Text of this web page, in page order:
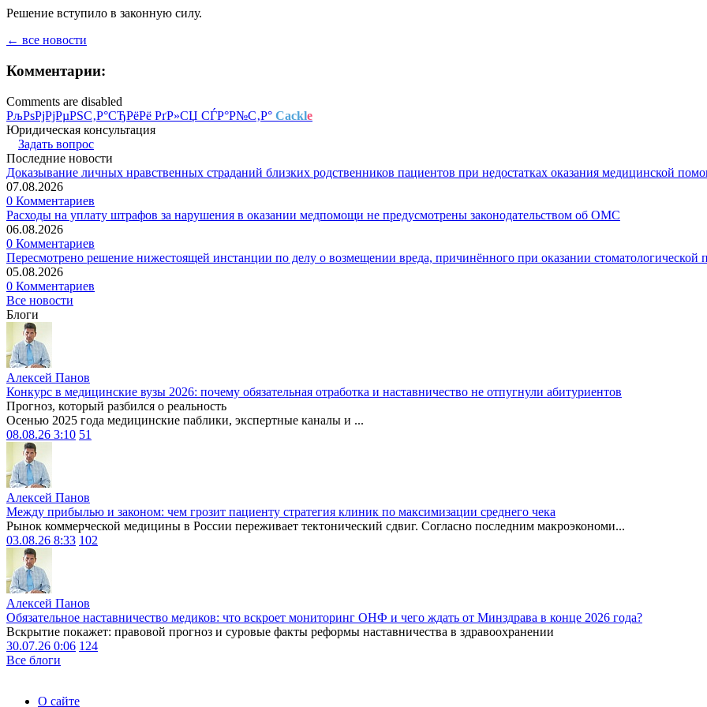
Решение вступило в законную силу.
← все новости
Комментарии:
Comments are disabled
РљРѕРјРјРµРЅС‚Р°СЂРёРё РґР»СЏ СЃР°Р№С‚Р° Cackle
Юридическая консультация
Задать вопрос
Последние новости
Доказывание личных нравственных страданий близких родственников пациентов при недостатках оказания медицинской
07.08.2026
0 Комментариев
Расходы на уплату штрафов за нарушения в оказании медпомощи не предусмотрены законодательством об ОМС
06.08.2026
0 Комментариев
Пересмотрено решение нижестоящей инстанции по делу о возмещении вреда, причинённого при оказании стоматологической
05.08.2026
0 Комментариев
Все новости
Блоги
Алексей Панов
Конкурс в медицинские вузы 2026: почему обязательная отработка и наставничество не отпугнули абитуриентов
Прогноз, который разбился о реальность
Осенью 2025 года медицинские паблики, экспертные каналы и ...
08.08.26 3:10 51
Алексей Панов
Между прибылью и законом: чем грозит пациенту стратегия клиник по максимизации среднего чека
Рынок коммерческой медицины в России переживает тектонический сдвиг. Согласно последним макроэкономи...
03.08.26 8:33 102
Алексей Панов
Обязательное наставничество медиков: что вскроет мониторинг ОНФ и чего ждать от Минздрава в конце 2026 года?
Вскрытие покажет: правовой прогноз и суровые факты реформы наставничества в здравоохранении
30.07.26 0:06 124
Все блоги
О сайте